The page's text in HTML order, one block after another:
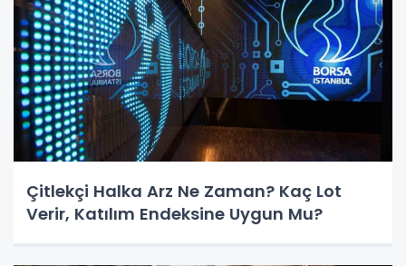
Çitlekçi Halka Arz Ne Zaman? Kaç Lot
Verir, Katılım Endeksine Uygun Mu?